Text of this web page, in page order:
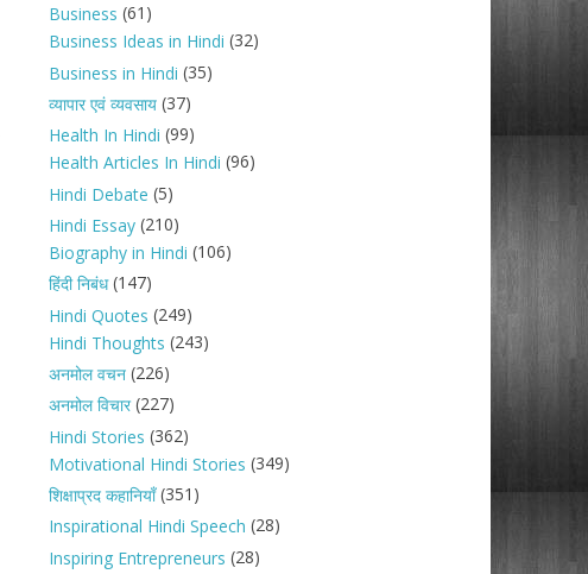
Business (61)
Business Ideas in Hindi (32)
Business in Hindi (35)
व्यापार एवं व्यवसाय(37)
Health In Hindi (99)
Health Articles In Hindi (96)
Hindi Debate (5)
Hindi Essay(210)
Biography in Hindi (106)
हिंदी निबंध(147)
Hindi Quotes (249)
Hindi Thoughts (243)
अनमोल वचन(226)
अनमोल विचार(227)
Hindi Stories (362)
Motivational Hindi Stories (349)
शिक्षाप्रद कहानियाँ(351)
Inspirational Hindi Speech (28)
Inspiring Entrepreneurs (28)